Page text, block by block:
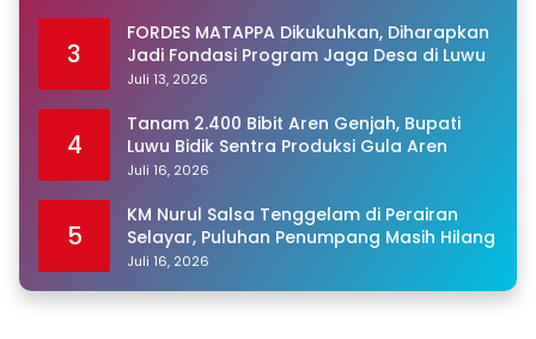
3
FORDES MATAPPA Dikukuhkan, Diharapkan
Jadi Fondasi Program Jaga Desa di Luwu
Juli 13, 2026
4
Tanam 2.400 Bibit Aren Genjah, Bupati
Luwu Bidik Sentra Produksi Gula Aren
Juli 16, 2026
5
KM Nurul Salsa Tenggelam di Perairan
Selayar, Puluhan Penumpang Masih Hilang
Juli 16, 2026